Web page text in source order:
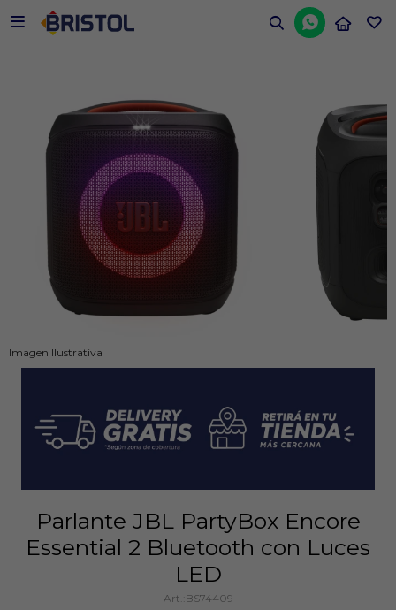


Imagen Ilustrativa
Parlante JBL PartyBox Encore
Essential 2 Bluetooth con Luces
LED
BS74409